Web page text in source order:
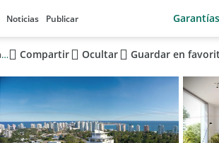
Noticias Publicar
Luminoso departamento de 2 dormitorios frente en Maldonado Compartir Ocultar Guardar en